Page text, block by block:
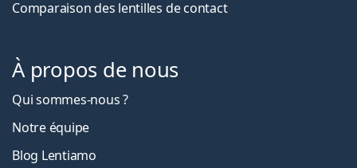
Comparaison des lentilles de contact
À propos de nous
Qui sommes-nous ?
Notre équipe
Blog Lentiamo